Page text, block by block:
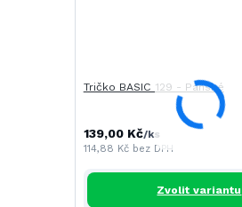
Tričko BASIC 129 - Pánské
139,00 Kč/ks
114,88 Kč bez DPH
Zvolit variantu